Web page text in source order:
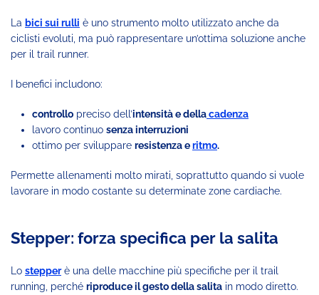
La bici sui rulli è uno strumento molto utilizzato anche da
ciclisti evoluti, ma può rappresentare un’ottima soluzione anche
per il trail runner.
I benefici includono:
controllo preciso dell’intensità e dellacadenza
lavoro continuo senza interruzioni
ottimo per sviluppare resistenza eritmo.
Permette allenamenti molto mirati, soprattutto quando si vuole
lavorare in modo costante su determinate zone cardiache.
Stepper: forza specifica per la salita
Lo stepperè una delle macchine più specifiche per il trail
running, perché riproduce il gesto della salita in modo diretto.